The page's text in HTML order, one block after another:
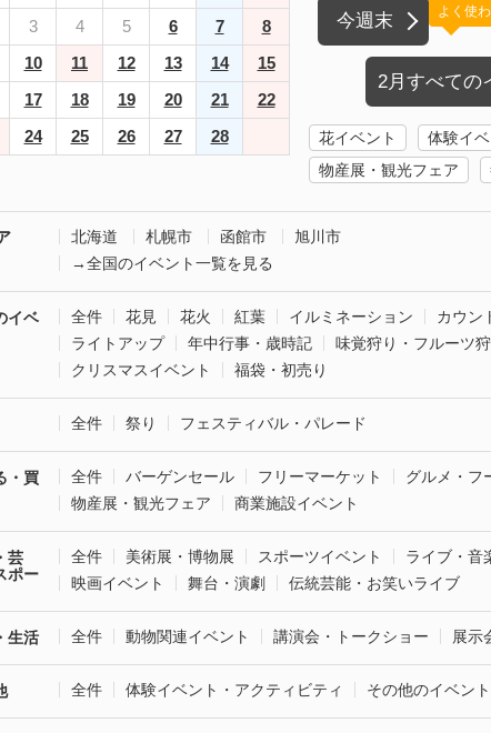
3 4 5 6 7
8
10 11 12 13 14
15
17 18 19 20 21
22
24 25 26 27 28
今週末
2月すべての
よく使
花イベント
体験イベ
物産展・観光フェア
北海道 札幌市 函館市
旭川市
→全国のイベント一覧を見る
イベ
全件 花見 花火 紅葉 イルミネーション カウン
ライトアップ
年中行事・歳時記
味覚狩り・フルーツ狩
クリスマスイベント
福袋・初売り
全件 祭り フェスティバル・パレード
・買
全件 バーゲンセール フリーマーケット
グルメ・フ
物産展・観光フェア
商業施設イベント
芸
ポー
全件 美術展・博物展 スポーツイベント
ライブ・音
映画イベント
舞台・演劇 伝統芸能・お笑いライブ
生活 全件 動物関連イベント 講演会・トークショー 展示
全件 体験イベント・アクティビティ その他のイベント